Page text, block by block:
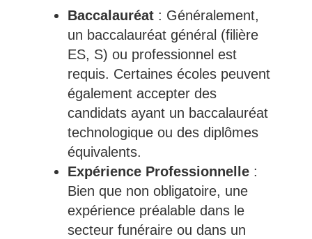
Baccalauréat: Généralement,
un baccalauréat général (filière
ES, S) ou professionnel est
requis. Certaines écoles peuvent
également accepter des
candidats ayant un baccalauréat
technologique ou des diplômes
équivalents.
Expérience Professionnelle:
Bien que non obligatoire, une
expérience préalable dans le
secteur funéraire ou dans un